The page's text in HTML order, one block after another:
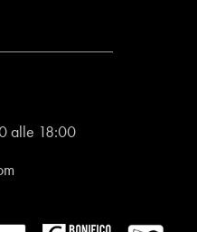
alle 18:00